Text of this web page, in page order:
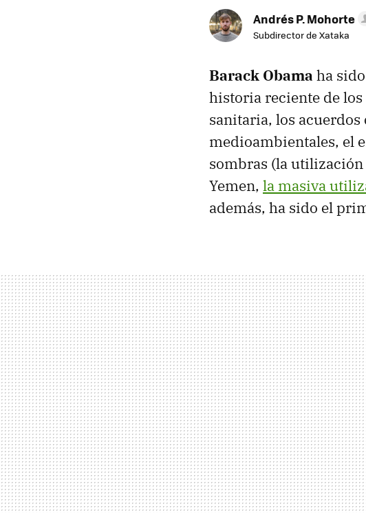
Andrés P. Mohorte
Subdirector de Xataka
Barack Obama ha sido
historia reciente de
sanitaria, los acuerdos
medioambientales, el
sombras (la
Yemen, la masiva
además, ha sido el